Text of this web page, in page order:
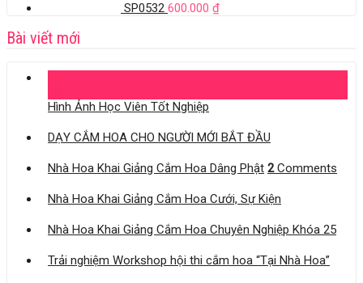
SP0532 600.000 ₫
Bài viết mới
Hình Ảnh Học Viên Tốt Nghiệp
DẠY CẮM HOA CHO NGƯỜI MỚI BẮT ĐẦU
Nhà Hoa Khai Giảng Cắm Hoa Dâng Phật 2Comments
Nhà Hoa Khai Giảng Cắm Hoa Cưới, Sự Kiện
Nhà Hoa Khai Giảng Cắm Hoa Chuyên Nghiệp Khóa 25
Trải nghiệm Workshop hội thi cắm hoa “Tại Nhà Hoa”